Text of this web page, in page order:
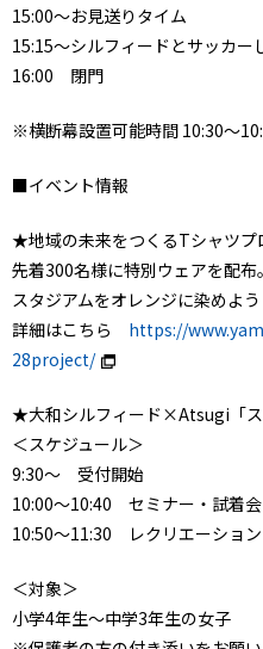
15:00～お見送りタイム
15:15～シルフィードとサッカ
16:00 閉門
※横断幕設置可能時間 10:30～
■イベント情報
★地域の未来をつくるTシャツプ
先着300名様に特別ウェアを配布。
スタジアムをオレンジに染めよう
詳細はこちら https://
28project/
★大和シルフィード×Atsugi「ス
＜スケジュール＞
9:30～ 受付開始
10:00～10:40 セミナー・試着会
10:50～11:30 レクリエーショ
＜対象＞
小学4年生～中学3年生の女子